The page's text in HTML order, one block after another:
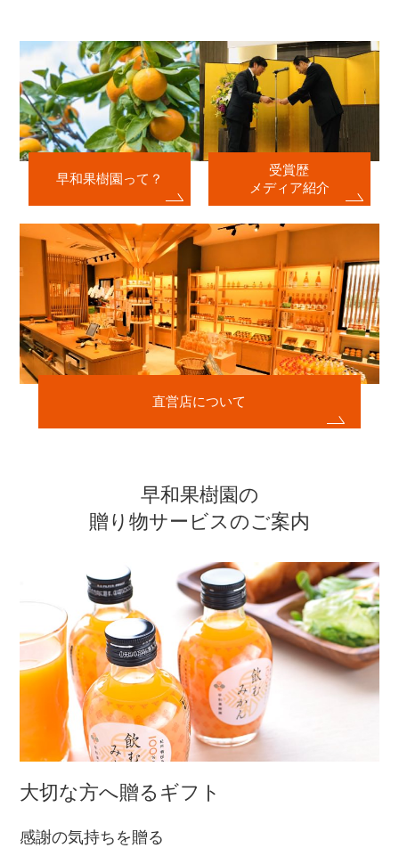
早和果樹園って？
受賞歴
メディア紹介
直営店について
早和果樹園の
贈り物サービスのご案内
大切な方へ贈るギフト
感謝の気持ちを贈る